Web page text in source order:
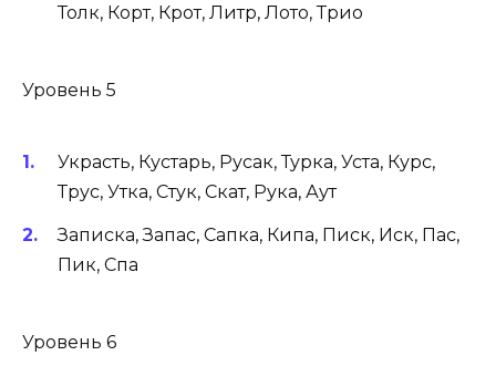
Толк, Корт, Крот, Литр, Лото, Трио
Уровень 5
Украсть, Кустарь, Русак, Турка, Уста, Курс,
Трус, Утка, Стук, Скат, Рука, Аут
Записка, Запас, Сапка, Кипа, Писк, Иск, Пас,
Пик, Спа
Уровень 6